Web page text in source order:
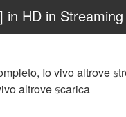
HD in
Io vivo altrove
altrove 𝕤carica